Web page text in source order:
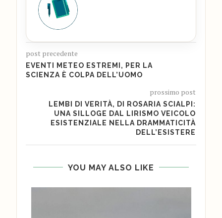
post precedente
EVENTI METEO ESTREMI, PER LA
SCIENZA È COLPA DELL’UOMO
prossimo post
LEMBI DI VERITÀ, DI ROSARIA SCIALPI:
UNA SILLOGE DAL LIRISMO VEICOLO
ESISTENZIALE NELLA DRAMMATICITÀ
DELL’ESISTERE
YOU MAY ALSO LIKE